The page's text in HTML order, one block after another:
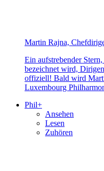
Martin Rajna,
Ein aufstrebender
bezeichnet wird,
offiziell! Bald wird
Luxembourg
Phil+
Ansehen
Lesen
Zuhören